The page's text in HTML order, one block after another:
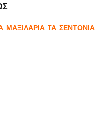
ΜΑΞΙΛΑΡΙΑ ΤΑ ΣΕΝΤΟΝΙΑ